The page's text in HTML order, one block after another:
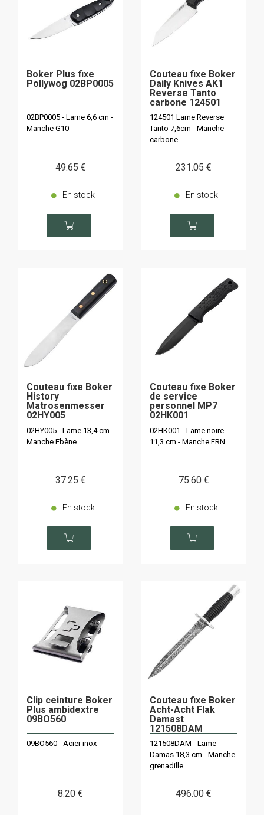
Boker Plus fixe
Pollywog 02BP0005
02BP0005 - Lame 6,6 cm -
Manche G10
49.65 €
En stock
Couteau fixe Boker
Daily Knives AK1
Reverse Tanto
carbone 124501
124501 Lame Reverse
Tanto 7,6cm - Manche
carbone
231.05 €
En stock
Couteau fixe Boker
History
Matrosenmesser
02HY005
02HY005 - Lame 13,4 cm -
Manche Ebène
37.25 €
En stock
Couteau fixe Boker
de service
personnel MP7
02HK001
02HK001 - Lame noire
11,3 cm - Manche FRN
75.60 €
En stock
Clip ceinture Boker
Plus ambidextre
09BO560
09BO560 - Acier inox
8.20 €
Couteau fixe Boker
Acht-Acht Flak
Damast
121508DAM
121508DAM - Lame
Damas 18,3 cm - Manche
grenadille
496.00 €